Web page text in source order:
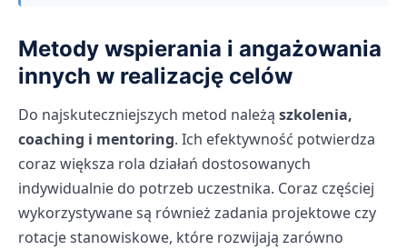
Metody wspierania i angażowania
innych w realizację celów
Do najskuteczniejszych metod należą szkolenia,
coaching i mentoring. Ich efektywność potwierdza
coraz większa rola działań dostosowanych
indywidualnie do potrzeb uczestnika. Coraz częściej
wykorzystywane są również zadania projektowe czy
rotacje stanowiskowe, które rozwijają zarówno